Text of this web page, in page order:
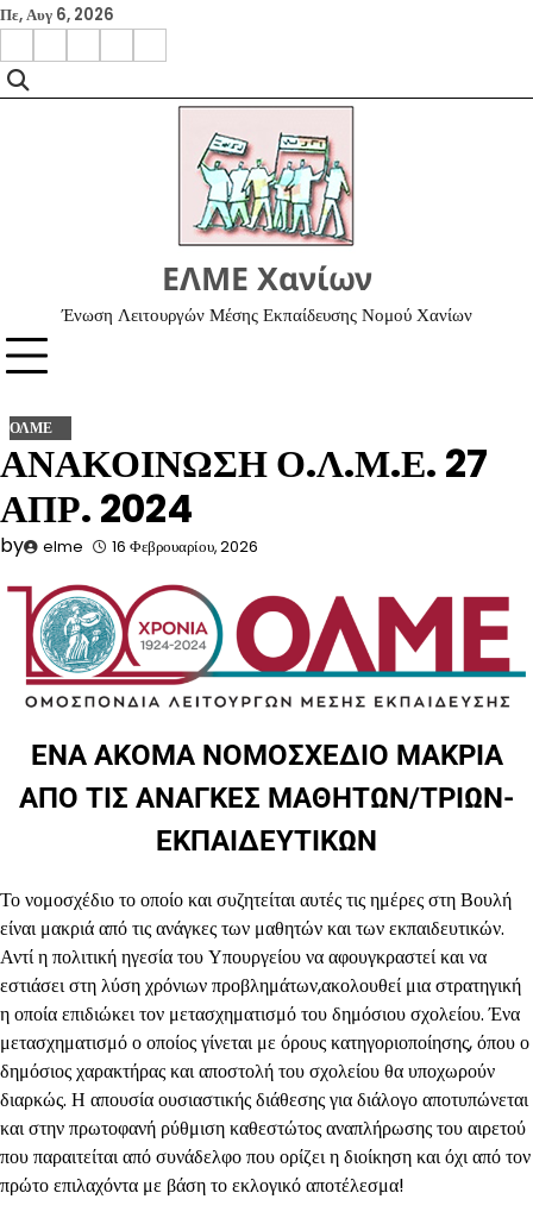
Skip
content
Πε, Αυγ 6, 2026
facebook
instagram
google
x youtube
ΕΛΜΕ Χανίων
Ένωση Λειτουργών Μέσης Εκπαίδευσης Νομού Χανίων
ΟΛΜΕ
ΑΝΑΚΟΙΝΩΣΗ Ο.Λ.Μ.Ε. 27
ΑΠΡ. 2024
by elme 16 Φεβρουαρίου, 2026
ΕΝΑ ΑΚΟΜΑ ΝΟΜΟΣΧΕΔΙΟ ΜΑΚΡΙΑ
ΑΠΟ ΤΙΣ ΑΝΑΓΚΕΣ ΜΑΘΗΤΩΝ/ΤΡΙΩΝ-
ΕΚΠΑΙΔΕΥΤΙΚΩΝ
Το νομοσχέδιο το οποίο και συζητείται αυτές τις ημέρες στη Βουλή
είναι μακριά από τις ανάγκες των μαθητών και των εκπαιδευτικών.
Αντί η πολιτική ηγεσία του Υπουργείου να αφουγκραστεί και να
εστιάσει στη λύση χρόνιων προβλημάτων,ακολουθεί μια στρατηγική
η οποία επιδιώκει τον μετασχηματισμό του δημόσιου σχολείου. Ένα
μετασχηματισμό ο οποίος γίνεται με όρους κατηγοριοποίησης, όπου ο
δημόσιος χαρακτήρας και αποστολή του σχολείου θα υποχωρούν
διαρκώς. Η απουσία ουσιαστικής διάθεσης για διάλογο αποτυπώνεται
και στην πρωτοφανή ρύθμιση καθεστώτος αναπλήρωσης του αιρετού
που παραιτείται από συνάδελφο που ορίζει η διοίκηση και όχι από τον
πρώτο επιλαχόντα με βάση το εκλογικό αποτέλεσμα!